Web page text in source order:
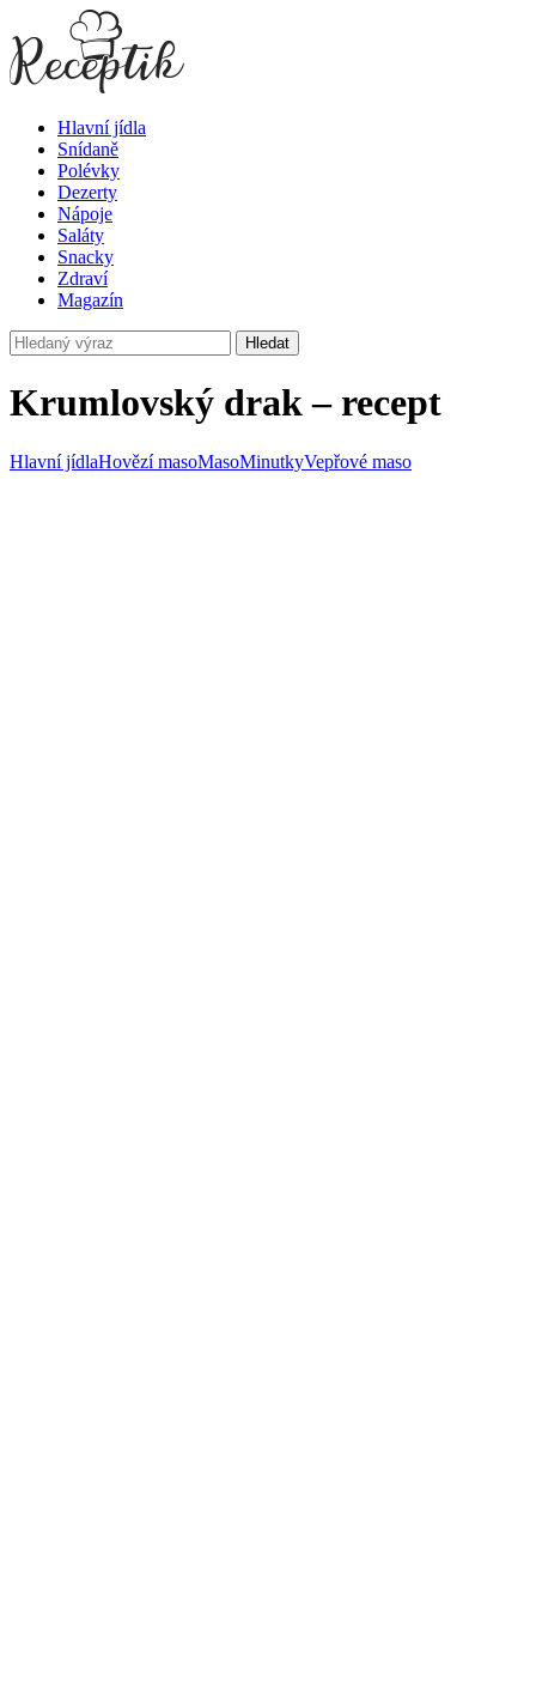
Hlavní jídla
Snídaně
Polévky
Dezerty
Nápoje
Saláty
Snacky
Zdraví
Magazín
Hledat
Krumlovský drak – recept
Hlavní jídlaHovězí masoMasoMinutkyVepřové maso